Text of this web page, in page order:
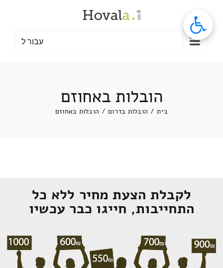
עבור ל
הובלות באחוזם
בית / הובלות בדרום / הובלות באחוזם
לקבלת הצעת מחיר ללא כל
התחייבות, חייגו כבר עכשיו